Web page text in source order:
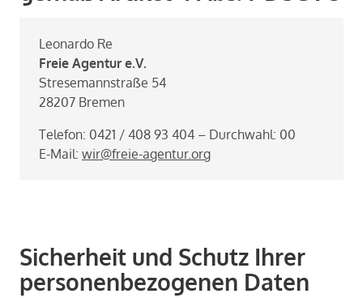
Leo­nar­do Re
Freie Agen­tur e.V.
Stre­se­mann­stra­ße 54
28207 Bre­men
Te­le­fon: 0421 / 408 93 404 – Durch­wahl: 00
E-​Mail: wir@freie-​agentur.org
Sicher­heit und Schutz Ihrer
per­so­nen­be­zo­ge­nen Daten